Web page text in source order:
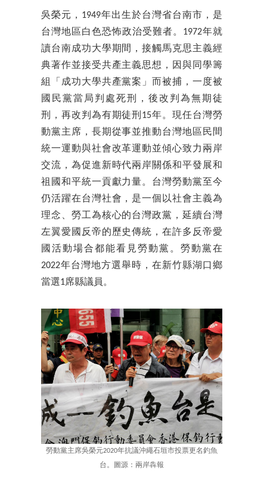
吳榮元，1949年出生於台灣省台南市，是
台灣地區白色恐怖政治受難者。1972年就
讀台南成功大學期間，接觸馬克思主義經
典著作並接受共產主義思想，因與同學籌
組「成功大學共產黨案」而被捕，一度被
國民黨當局判處死刑，後改判為無期徒
刑，再改判為有期徒刑15年。現任台灣勞
動黨主席，長期從事並推動台灣地區民間
統一運動與社會改革運動並傾心致力兩岸
交流，為促進新時代兩岸關係和平發展和
祖國和平統一貢獻力量。台灣勞動黨至今
仍活躍在台灣社會，是一個以社會主義為
理念、勞工為核心的台灣政黨，延續台灣
左翼愛國反帝的歷史傳統，在許多反帝愛
國活動場合都能看見勞動黨。勞動黨在
2022年台灣地方選舉時，在新竹縣湖口鄉
當選1席縣議員。
勞動黨主席吳榮元2020年抗議沖繩石垣市投票更名釣魚
台。圖源：兩岸犇報